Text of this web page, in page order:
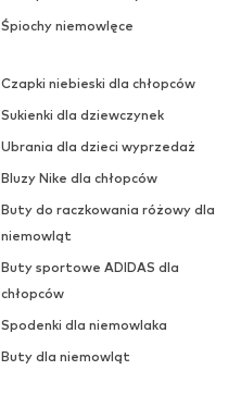
Śpiochy niemowlęce
Czapki niebieski dla chłopców
Sukienki dla dziewczynek
Ubrania dla dzieci wyprzedaż
Bluzy Nike dla chłopców
Buty do raczkowania różowy dla
niemowląt
Buty sportowe ADIDAS dla
chłopców
Spodenki dla niemowlaka
Buty dla niemowląt